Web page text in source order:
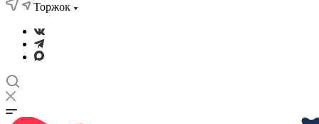
Торжок